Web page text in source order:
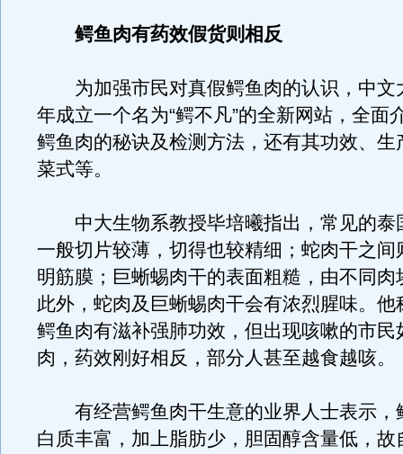
鳄鱼肉有药效假货则相反
为加强市民对真假鳄鱼肉的认识，中文
年成立一个名为“鳄不凡”的全新网站，全面
鳄鱼肉的秘诀及检测方法，还有其功效、生
菜式等。
中大生物系教授毕培曦指出，常见的泰
一般切片较薄，切得也较精细；蛇肉干之间
明筋膜；巨蜥蜴肉干的表面粗糙，由不同肉
此外，蛇肉及巨蜥蜴肉干会有浓烈腥味。他
鳄鱼肉有滋补强肺功效，但出现咳嗽的市民
肉，药效刚好相反，部分人甚至越食越咳。
有经营鳄鱼肉干生意的业界人士表示，
白质丰富，加上脂肪少，胆固醇含量低，故